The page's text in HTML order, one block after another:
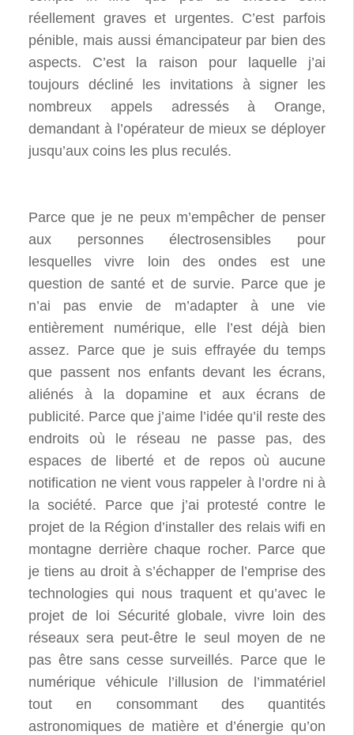
réellement graves et urgentes. C’est parfois
pénible, mais aussi émancipateur par bien des
aspects. C’est la raison pour laquelle j’ai
toujours décliné les invitations à signer les
nombreux appels adressés à Orange,
demandant à l’opérateur de mieux se déployer
jusqu’aux coins les plus reculés.
Parce que je ne peux m’empêcher de penser
aux personnes électrosensibles pour
lesquelles vivre loin des ondes est une
question de santé et de survie. Parce que je
n’ai pas envie de m’adapter à une vie
entièrement numérique, elle l’est déjà bien
assez. Parce que je suis effrayée du temps
que passent nos enfants devant les écrans,
aliénés à la dopamine et aux écrans de
publicité. Parce que j’aime l’idée qu’il reste des
endroits où le réseau ne passe pas, des
espaces de liberté et de repos où aucune
notification ne vient vous rappeler à l’ordre ni à
la société. Parce que j’ai protesté contre le
projet de la Région d’installer des relais wifi en
montagne derrière chaque rocher. Parce que
je tiens au droit à s’échapper de l’emprise des
technologies qui nous traquent et qu’avec le
projet de loi Sécurité globale, vivre loin des
réseaux sera peut-être le seul moyen de ne
pas être sans cesse surveillés. Parce que le
numérique véhicule l’illusion de l’immatériel
tout en consommant des quantités
astronomiques de matière et d’énergie qu’on